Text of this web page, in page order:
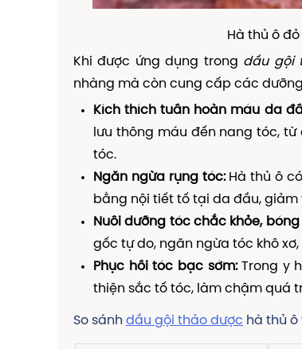
Hà thủ ô
Khi được ứng dụng trong dầu gội
nhàng mà còn cung cấp các
Kích thích tuần hoàn máu da
lưu thông máu đến nang tóc,
tóc.
Ngăn ngừa rụng tóc:Hà thủ ô
bằng nội tiết tố tại da đầu,
Nuôi dưỡng tóc chắc khỏe, bóng
gốc tự do, ngăn ngừa tóc khô
Phục hồi tóc bạc sớm:Trong y
thiện sắc tố tóc, làm chậm quá
So sánh dầu gội thảo dược hà thủ